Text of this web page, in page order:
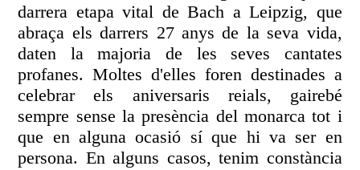
darrera etapa vital de Bach a Leipzig, que
abraça els darrers 27 anys de la seva vida,
daten la majoria de les seves cantates
profanes. Moltes d'elles foren destinades a
celebrar els aniversaris reials, gairebé
sempre sense la presència del monarca tot i
que en alguna ocasió sí que hi va ser en
persona. En alguns casos, tenim constància